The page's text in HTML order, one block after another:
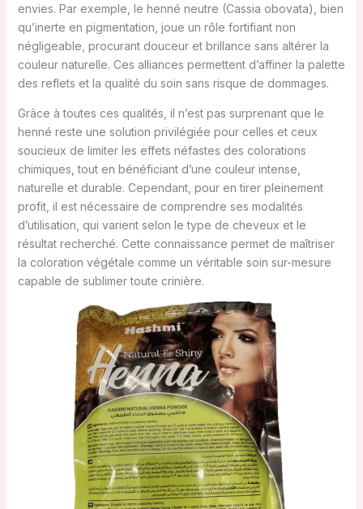
envies. Par exemple, le henné neutre (Cassia obovata), bien
qu’inerte en pigmentation, joue un rôle fortifiant non
négligeable, procurant douceur et brillance sans altérer la
couleur naturelle. Ces alliances permettent d’affiner la palette
des reflets et la qualité du soin sans risque de dommages.
Grâce à toutes ces qualités, il n’est pas surprenant que le
henné reste une solution privilégiée pour celles et ceux
soucieux de limiter les effets néfastes des colorations
chimiques, tout en bénéficiant d’une couleur intense,
naturelle et durable. Cependant, pour en tirer pleinement
profit, il est nécessaire de comprendre ses modalités
d’utilisation, qui varient selon le type de cheveux et le
résultat recherché. Cette connaissance permet de maîtriser
la coloration végétale comme un véritable soin sur-mesure
capable de sublimer toute crinière.